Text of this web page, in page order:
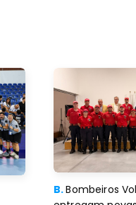
B.Bombeiros